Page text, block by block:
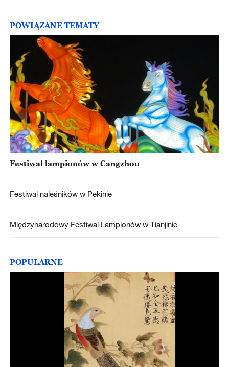
POWIĄZANE TEMATY
Festiwal lampionów w Cangzhou
Festiwal naleśników w Pekinie
Międzynarodowy Festiwal Lampionów w Tianjinie
POPULARNE